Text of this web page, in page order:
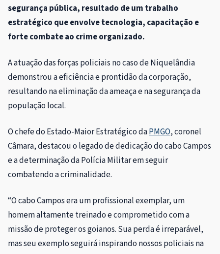
segurança pública, resultado de um trabalho
estratégico que envolve tecnologia, capacitação e
forte combate ao crime organizado.
A atuação das forças policiais no caso de Niquelândia
demonstrou a eficiência e prontidão da corporação,
resultando na eliminação da ameaça e na segurança da
população local.
O chefe do Estado-Maior Estratégico daPMGO, coronel
Câmara, destacou o legado de dedicação do cabo Campos
e a determinação da Polícia Militar em seguir
combatendo a criminalidade.
“O cabo Campos era um profissional exemplar, um
homem altamente treinado e comprometido com a
missão de proteger os goianos. Sua perda é irreparável,
mas seu exemplo seguirá inspirando nossos policiais na